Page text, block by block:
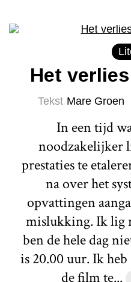
Het
Tekst Mare Groen
In een tijd
noodzakelijker
prestaties te
na over het
opvattingen
mislukking. Ik lig
ben de hele dag
is 20.00 uur. Ik
de film te...